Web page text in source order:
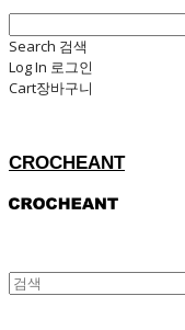
Search 검색
Log In 로그인
Cart장바구니
CROCHEANT